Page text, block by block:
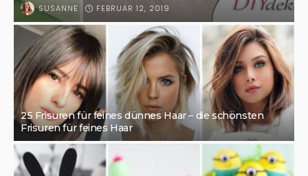
SUSANNE FEBRUAR 12, 2019
25 Frisuren für feines dünnes Haar – die schönsten
Frisuren für feines Haar